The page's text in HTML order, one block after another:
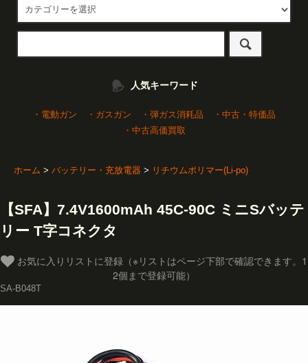
人気キーワード
・電動ガン ・ガスガン ・弾ガス消耗品
・中古・特価品
・中古高価買取
ホーム > バッテリー・充放電器 > リチウムポリマー(Li-po)
【SFA】7.4V1600mAh 45C-90C ミニSバッテ
リー T字コネクタ
2個まで登録可能）
SA-B048T